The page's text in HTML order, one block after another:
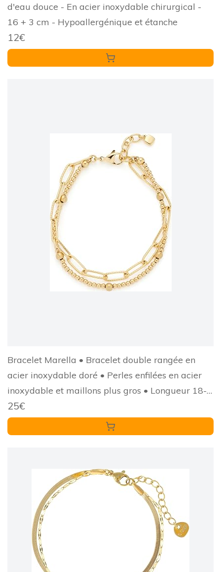
d'eau douce - En acier inoxydable chirurgical -
16 + 3 cm - Hypoallergénique et étanche
12€
Bracelet Marella • Bracelet double rangée en
acier inoxydable doré • Perles enfilées en acier
inoxydable et maillons plus gros • Longueur 18-
20 cm • Bijoux pour femme • 023406
25€